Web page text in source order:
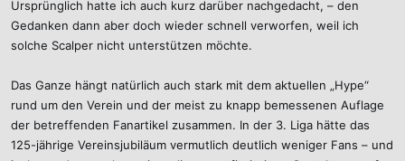
Ursprünglich hatte ich auch kurz darüber nachgedacht, – den
Gedanken dann aber doch wieder schnell verworfen, weil ich
solche Scalper nicht unterstützen möchte.
Das Ganze hängt natürlich auch stark mit dem aktuellen „Hype“
rund um den Verein und der meist zu knapp bemessenen Auflage
der betreffenden Fanartikel zusammen. In der 3. Liga hätte das
125-jährige Vereinsjubiläum vermutlich deutlich weniger Fans – und